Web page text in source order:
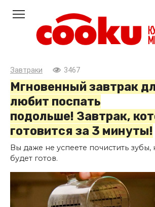
контенту
Завтраки 3467
Мгновенный завтрак
любит поспать
подольше! Завтрак,
готовится за 3 минуты!
Вы даже не успеете почистить зубы,
будет готов.